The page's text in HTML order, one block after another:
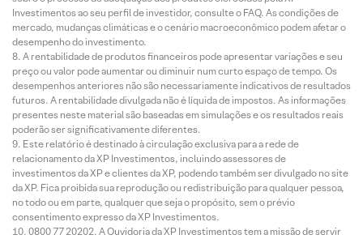
Investimentos ao seu perfil de investidor, consulte o FAQ. As condições de
mercado, mudanças climáticas e o cenário macroeconômico podem afetar o
desempenho do investimento.
A rentabilidade de produtos financeiros pode apresentar variações e seu
preço ou valor pode aumentar ou diminuir num curto espaço de tempo. Os
desempenhos anteriores não são necessariamente indicativos de resultados
futuros. A rentabilidade divulgada não é líquida de impostos. As informações
presentes neste material são baseadas em simulações e os resultados reais
poderão ser significativamente diferentes.
Este relatório é destinado à circulação exclusiva para a rede de
relacionamento da XP Investimentos, incluindo assessores de
investimentos da XP e clientes da XP, podendo também ser divulgado no site
da XP. Fica proibida sua reprodução ou redistribuição para qualquer pessoa,
no todo ou em parte, qualquer que seja o propósito, sem o prévio
consentimento expresso da XP Investimentos.
0800 77 20202. A Ouvidoria da XP Investimentos tem a missão de servir